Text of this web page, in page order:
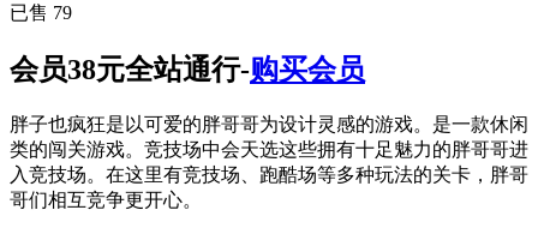
已售 79
会员38元全站通行-购买会员
胖子也疯狂是以可爱的胖哥哥为设计灵感的游戏。是一款休闲
类的闯关游戏。竞技场中会天选这些拥有十足魅力的胖哥哥进
入竞技场。在这里有竞技场、跑酷场等多种玩法的关卡，胖哥
哥们相互竞争更开心。